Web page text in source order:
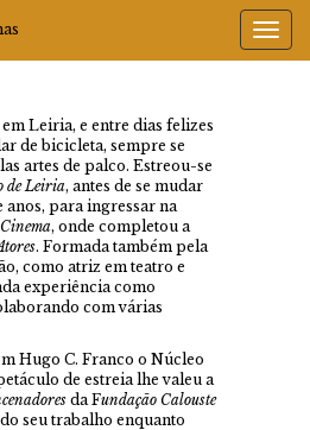
Leiria, e entre dias felizes
de bicicleta, sempre se
artes de palco. Estreou-se
de Leiria, antes de se mudar
anos, para ingressar na
, onde completou a
. Formada também pela
como atriz em teatro e
experiência como
com várias
Hugo C. Franco o Núcleo
de estreia lhe valeu a
da Fundação Calouste
seu trabalho enquanto